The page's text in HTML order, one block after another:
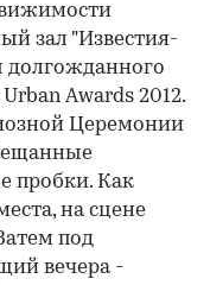
зал "Известия-
долгожданного
Awards 2012.
Церемонии
пробки. Как
на сцене
под
вечера -